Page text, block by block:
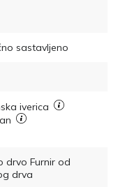
sastavljeno
iverica
drvo Furnir od
drva